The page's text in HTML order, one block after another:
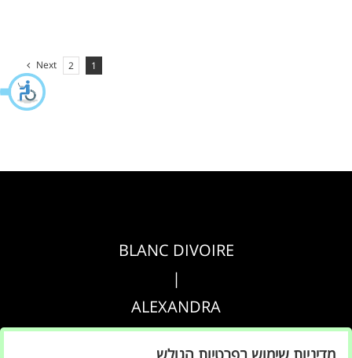
1
2
Next
BLANC DIVOIRE
|
ALEXANDRA
|